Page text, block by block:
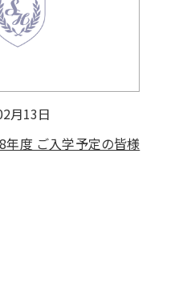
月13日
年度 ご入学予定の皆様